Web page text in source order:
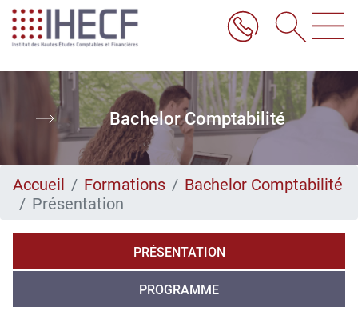
Aller
au
contenu
Bachelor Comptabilité
Accueil Formations
Bachelor Comptabilité
Présentation
PRÉSENTATION
PROGRAMME